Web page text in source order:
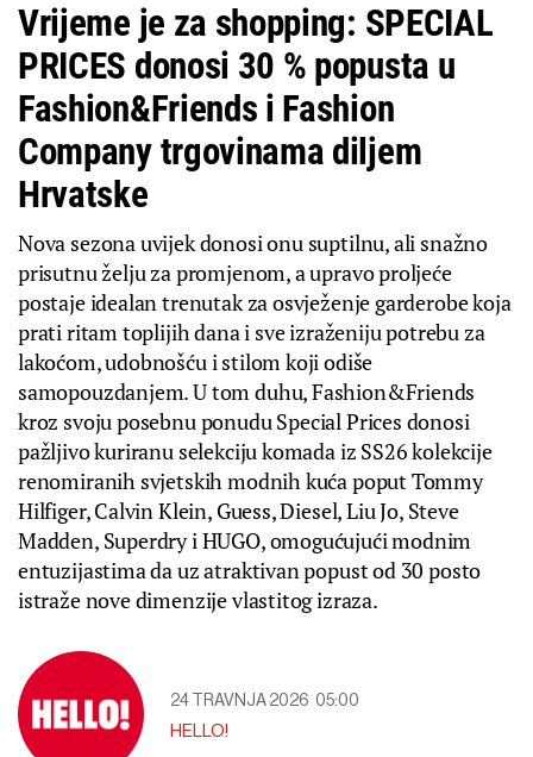
Vrijeme je za shopping: SPECIAL
PRICES donosi 30 % popusta u
Fashion&Friends i Fashion
Company trgovinama diljem
Hrvatske
Nova sezona uvijek donosi onu suptilnu, ali snažno
prisutnu želju za promjenom, a upravo proljeće
postaje idealan trenutak za osvježenje garderobe koja
prati ritam toplijih dana i sve izraženiju potrebu za
lakoćom, udobnošću i stilom koji odiše
samopouzdanjem. U tom duhu, Fashion&Friends
kroz svoju posebnu ponudu Special Prices donosi
pažljivo kuriranu selekciju komada iz SS26 kolekcije
renomiranih svjetskih modnih kuća poput Tommy
Hilfiger, Calvin Klein, Guess, Diesel, Liu Jo, Steve
Madden, Superdry i HUGO, omogućujući modnim
entuzijastima da uz atraktivan popust od 30 posto
istraže nove dimenzije vlastitog izraza.
24 TRAVNJA 2026 05:00
HELLO!